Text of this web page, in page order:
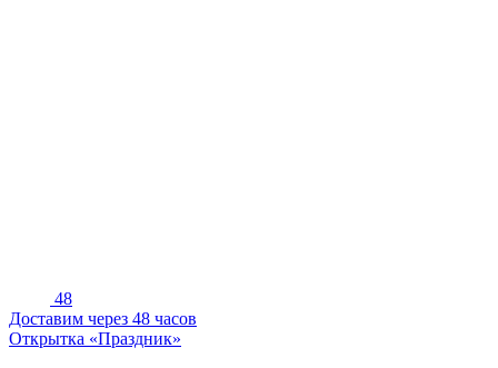
48
Доставим через 48 часов
Открытка «Праздник»